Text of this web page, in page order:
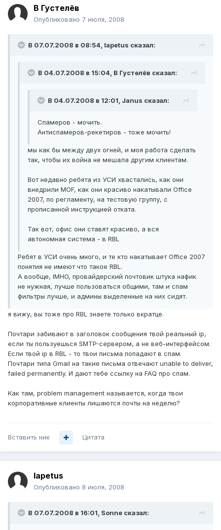
В Густелёв
Опубликовано 7 июля, 2008
В 07.07.2008 в 08:54, Iapetus сказал:
В 04.07.2008 в 15:04, В Густелёв сказал:
В 04.07.2008 в 12:01, Janus сказал:
Спамеров - мочить.
Антиспамеров-рекетиров - тоже мочить!
мы как бы между двух огней, и моя работа сделать
так, чтобы их война не мешала другим клиентам.
Вот недавно ребята из УСИ хвастались, как они
внедрили MOF, как они красиво накатывали Office
2007, по регламенту, на тестовую группу, с
прописанной инструкцией отката.
Так вот, офис они ставят красиво, а вся
автономная система - в RBL
Ребят в УСИ очень много, и те кто накатывает Office 2007
понятия не имеют что такое RBL.
А вообще, IMHO, провайдерский почтовик штука нафик
не нужная, лучше пользоваться общими, там и спам
фильтры лучше, и админы выделенные на них сидят.
я вижу, вы тоже про RBL знаете только вкратце.
Почтари забивают в заголовок сообщения твой реальный ip,
если ты пользуешься SMTP-сервером, а не веб-интерфейсом.
Если твой ip в RBL - то твои письма попадают в спам.
Почтари типа Gmail на такие письма отвечают unable to deliver,
failed permanently. И дают тебе ссылку на FAQ про спам.
Как там, problem management называется, когда твои
корпоративные клиенты лишаются почты на неделю?
Вставить ник Цитата
Iapetus
Опубликовано 8 июля, 2008
В 07.07.2008 в 16:01, Sonne сказал: